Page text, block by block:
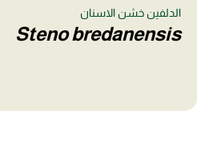
الدلفين خشن الاسنان
Steno bredanensis